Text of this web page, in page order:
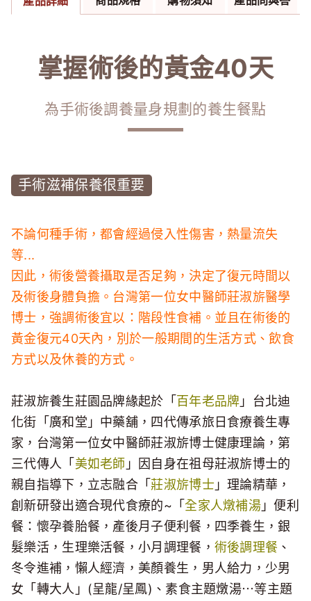
掌握術後的黃金40天
為手術後調養量身規劃的養生餐點
手術滋補保養很重要
不論何種手術，都會經過侵入性傷害，熱量流失
等...
因此，術後營養攝取是否足夠，決定了復元時間以
及術後身體負擔。台灣第一位女中醫師莊淑旂醫學
博士，強調術後宜以：階段性食補。並且在術後的
黃金復元40天內，別於一般期間的生活方式、飲食
方式以及休養的方式。
莊淑旂養生莊園品牌緣起於「 百年老品牌 」台北迪
化街「廣和堂」中藥舖，四代傳承旅日食療養生專
家，台灣第一位女中醫師莊淑旂博士健康理論，第
三代傳人「 美如老師 」因自身在祖母莊淑旂博士的
親自指導下，立志融合「莊淑旂博士 」理論精華，
創新研發出適合現代食療的~「全家人燉補湯 」便利
餐：懷孕養胎餐，產後月子便利餐，四季養生，銀
髮樂活，生理樂活餐，小月調理餐， 術後調理餐 、
冬令進補，懶人經濟，美顏養生，男人給力，少男
女「轉大人」(呈龍/呈鳳)、素食主題燉湯⋯等主題